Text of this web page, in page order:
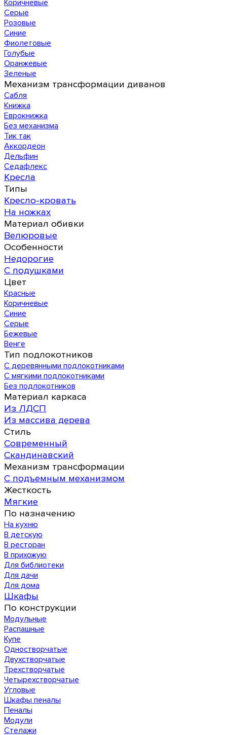
Коричневые
Серые
Розовые
Синие
Фиолетовые
Голубые
Оранжевые
Зеленые
Механизм трансформации диванов
Сабля
Книжка
Еврокнижка
Без механизма
Тик так
Аккордеон
Дельфин
Седафлекс
Кресла
Типы
Кресло-кровать
На ножках
Материал обивки
Велюровые
Особенности
Недорогие
С подушками
Цвет
Красные
Коричневые
Синие
Серые
Бежевые
Венге
Тип подлокотников
С деревянными подлокотниками
С мягкими подлокотниками
Без подлокотников
Материал каркаса
Из ЛДСП
Из массива дерева
Стиль
Современный
Скандинавский
Механизм трансформации
С подъемным механизмом
Жесткость
Мягкие
По назначению
На кухню
В детскую
В ресторан
В прихожую
Для библиотеки
Для дачи
Для дома
Шкафы
По конструкции
Модульные
Распашные
Купе
Одностворчатые
Двухстворчатые
Трехстворчатые
Четырехстворчатые
Угловые
Шкафы пеналы
Пеналы
Модули
Стелажи